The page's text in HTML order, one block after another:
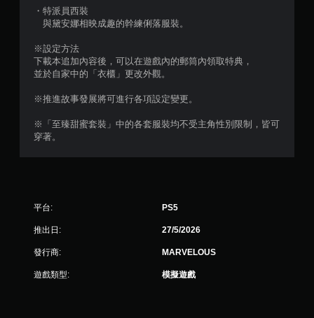
玩
遊
戲
。
・特派員西裝
與黛安娜相映成趣的幹練俐落服裝。
※設定方法
下載本追加內容後，可以在遊戲內的郵筒內領取特典，
並於自家中的「衣櫃」更改外觀。
※推進故事發展將可進行各項設定變更。
※「至臻甜蜜套裝」中的各套服裝均不受主角性別限制，皆可
穿著。
平台: PS5
推出日: 27/5/2026
發行商: MARVELOUS
遊戲類型: 模擬遊戲